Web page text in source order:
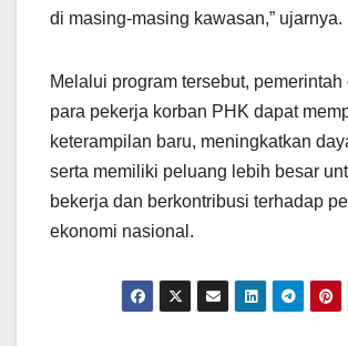
di masing-masing kawasan,” ujarnya.
Melalui program tersebut, pemerintah
para pekerja korban PHK dapat
keterampilan baru, meningkatkan
serta memiliki peluang lebih besar
bekerja dan berkontribusi terhadap
ekonomi nasional.